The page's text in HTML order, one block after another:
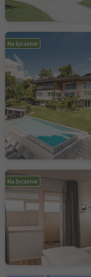
Na życzenie
Na życzenie